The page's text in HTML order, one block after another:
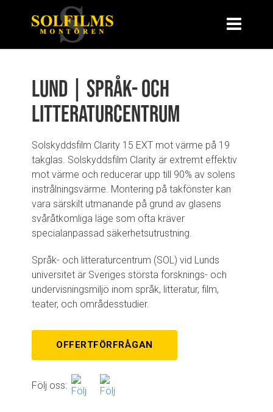
Lund | Språk- och
litteraturcentrum
Solskyddsfilm Clarity 15 EXT mot värme på 19
takglas. Solskyddsfilm Clarity är extremt effektiv
mot värme och reducerar upp till 90% av solens
instrålningsvärme. Montering på takfönster kan
vara särskilt utmanande på grund av glasens
svåråtkomliga läge som ofta kräver
specialanpassad säkerhetsutrustning.
Språk- och litteraturcentrum (SOL) vid Lunds
universitet är Sveriges största forsknings- och
undervisningsmiljö inom språk, litteratur, film,
teater, och områdesstudier.
OFFERTFÖRFRÅGAN
Följ oss: